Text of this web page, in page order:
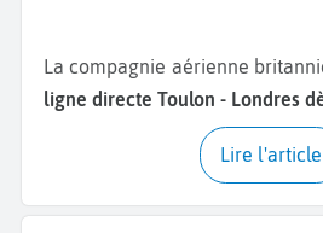
La compagnie aérienne
ligne directe Toulon - Londres
Lire l'article